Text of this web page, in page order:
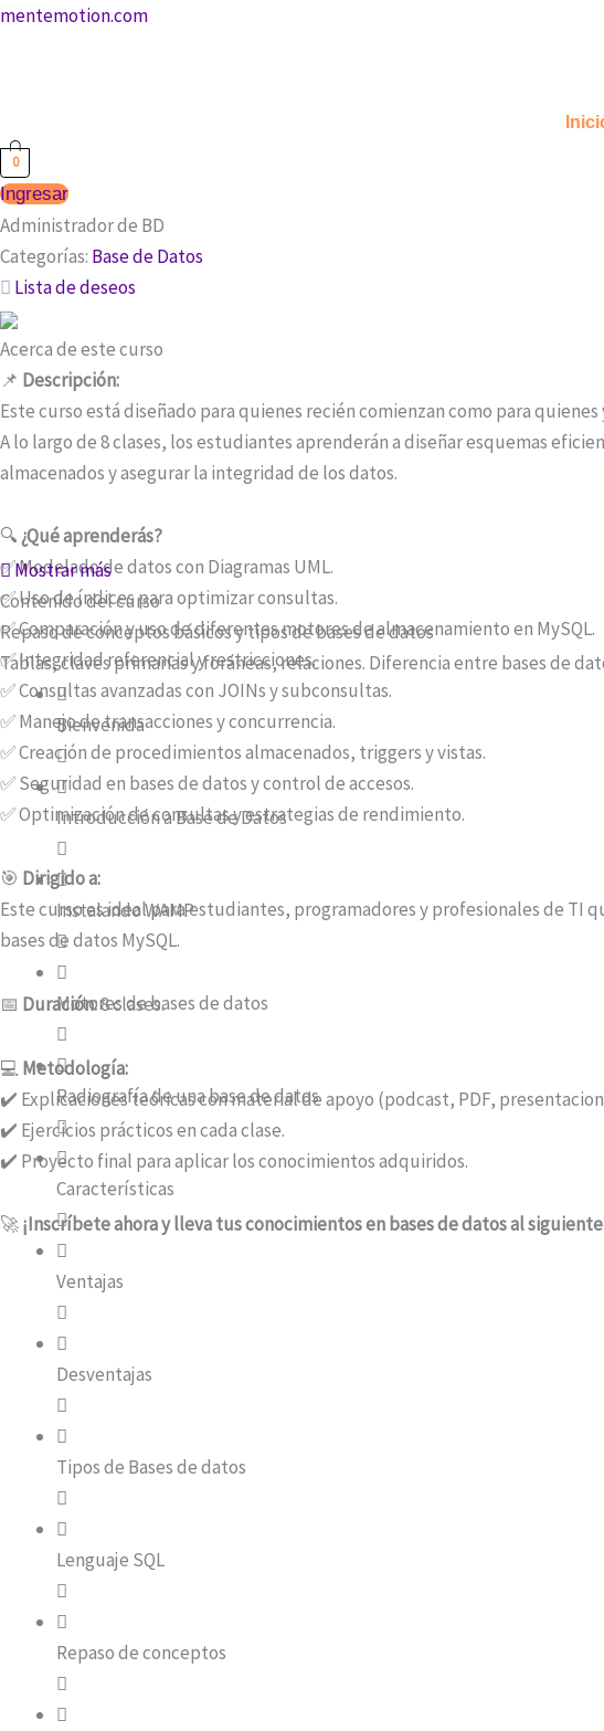
Ir
mentemotion.com
0
Ingresar
Administrador de BD
Categorías: Base de Datos
Lista de deseos
Acerca de este curso
📌 Descripción:
Este curso está diseñado para quienes recién comienzan como para
A lo largo de 8 clases, los estudiantes aprenderán a diseñar esquemas
almacenados y asegurar la integridad de los datos.
🔍¿Qué aprenderás?
✅ Modelado de datos con Diagramas UML.
✅ Uso de índices para optimizar consultas.
✅ Comparación y uso de diferentes motores de almacenamiento en MySQL.
✅ Integridad referencial y restricciones.
✅ Consultas avanzadas con JOINs y subconsultas.
✅ Manejo de transacciones y concurrencia.
✅ Creación de procedimientos almacenados, triggers y vistas.
✅ Seguridad en bases de datos y control de accesos.
✅ Optimización de consultas y estrategias de rendimiento.
🎯 Dirigido a:
Este curso es ideal para estudiantes, programadores y profesionales de TI
bases de datos MySQL.
📅 Duración:8 clases.
💻Metodología:
✔️ Explicaciones teóricas con material de apoyo (podcast, PDF,
✔️ Ejercicios prácticos en cada clase.
✔️ Proyecto final para aplicar los conocimientos adquiridos.
🚀¡Inscríbete ahora y lleva tus conocimientos en bases de datos al
Mostrar más
Contenido del curso
Repaso de conceptos básicos y tipos de bases de datos
Tablas, claves primarias y foráneas, relaciones. Diferencia entre bases de
Bienvenida
Introducción a Base de Datos
Instalando WAMP
Motores de bases de datos
Radiografía de una base de datos
Características
Ventajas
Desventajas
Tipos de Bases de datos
Lenguaje SQL
Repaso de conceptos